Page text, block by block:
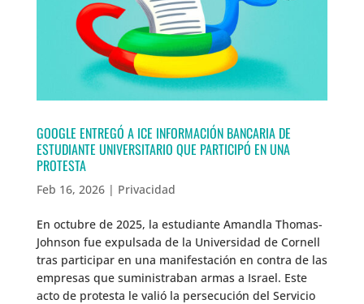
GOOGLE ENTREGÓ A ICE INFORMACIÓN BANCARIA DE
ESTUDIANTE UNIVERSITARIO QUE PARTICIPÓ EN UNA
PROTESTA
Feb 16, 2026| Privacidad
En octubre de 2025, la estudiante Amandla Thomas-
Johnson fue expulsada de la Universidad de Cornell
tras participar en una manifestación en contra de las
empresas que suministraban armas a Israel. Este
acto de protesta le valió la persecución del Servicio